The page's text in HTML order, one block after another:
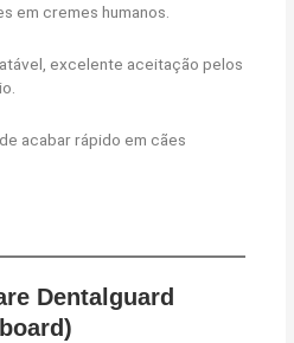
em cremes humanos.
excelente aceitação pelos
acabar rápido em cães
Dentalguard